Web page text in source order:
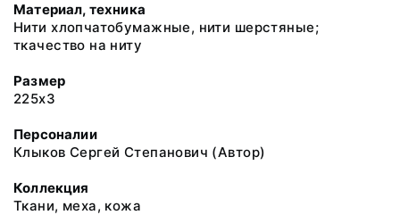
Материал, техника
Нити хлопчатобумажные, нити шерстяные;
ткачество на ниту
Размер
225х3
Персоналии
Клыков Сергей Степанович (Автор)
Коллекция
Ткани, меха, кожа